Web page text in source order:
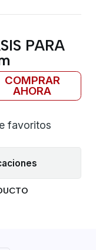
PARA
COMPRAR
AHORA
favoritos